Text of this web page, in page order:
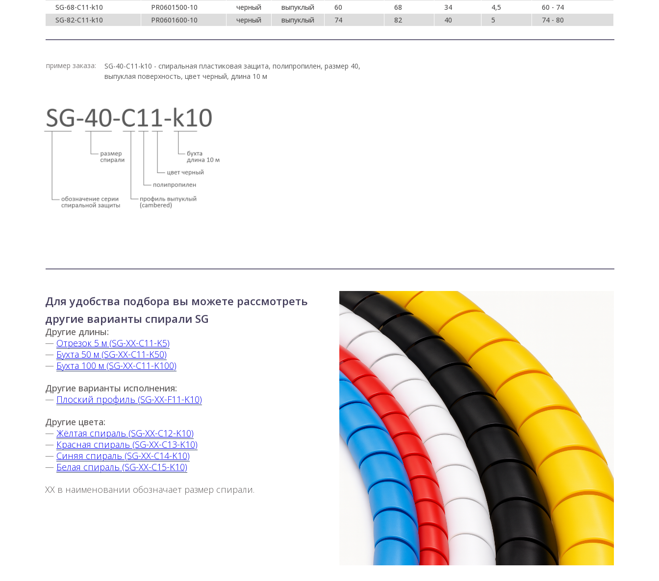
SG-68-C11-k10
PR0601500-10 черный выпуклый 60 68 34 4,5
60 - 74
SG-82-C11-k10
PR0601600-10 черный выпуклый 74 82 40 5 74 - 80
SG-40-С11-k10 - спиральная пластиковая защита, полипропилен, размер 40,
выпуклая поверхность, цвет черный, длина 10 м
пример заказа:
Для удобства подбора вы можете рассмотреть
другие варианты спирали SG
Другие длины:
— Отрезок 5 м (SG-XX-C11-K5)
— Бухта 50 м (SG-XX-C11-K50)
— Бухта 100 м (SG-XX-C11-K100)
Другие варианты исполнения:
— Плоский профиль (SG-XX-F11-K10)
Другие цвета:
— Жёлтая спираль (SG-XX-C12-K10)
— Красная спираль (SG-XX-C13-K10)
— Синяя спираль (SG-XX-C14-K10)
— Белая спираль (SG-XX-C15-K10)
XX в наименовании обозначает размер спирали.